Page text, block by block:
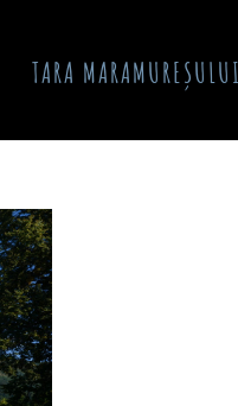
TARA MARAMUREȘULUI